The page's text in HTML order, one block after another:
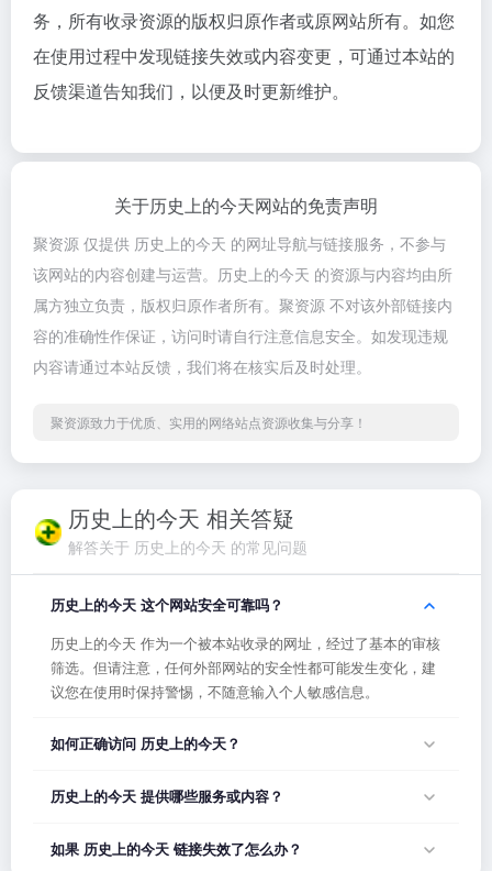
务，所有收录资源的版权归原作者或原网站所有。如您
在使用过程中发现链接失效或内容变更，可通过本站的
反馈渠道告知我们，以便及时更新维护。
关于历史上的今天网站的免责声明
聚资源 仅提供 历史上的今天 的网址导航与链接服务，不参与
该网站的内容创建与运营。历史上的今天 的资源与内容均由所
属方独立负责，版权归原作者所有。聚资源 不对该外部链接内
容的准确性作保证，访问时请自行注意信息安全。如发现违规
内容请通过本站反馈，我们将在核实后及时处理。
聚资源致力于优质、实用的网络站点资源收集与分享！
历史上的今天 相关答疑
解答关于 历史上的今天 的常见问题
历史上的今天 这个网站安全可靠吗？
历史上的今天 作为一个被本站收录的网址，经过了基本的审核
筛选。但请注意，任何外部网站的安全性都可能发生变化，建
议您在使用时保持警惕，不随意输入个人敏感信息。
如何正确访问 历史上的今天？
天，或者在浏览器地址栏输入正确的网址。如果遇到无法访问
后再试。
历史上的今天 提供哪些服务或内容？
为导航平台，致力于帮助用户发现和整理优质网站资源，具体
如果 历史上的今天 链接失效了怎么办？